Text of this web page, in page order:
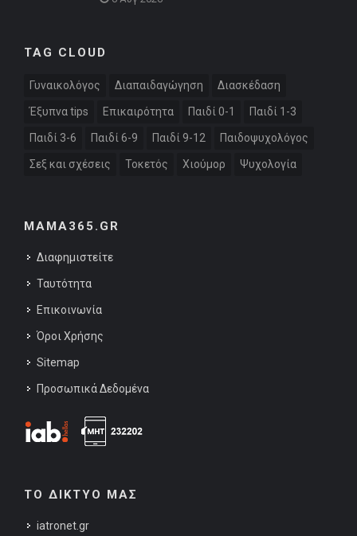
TAG CLOUD
Γυναικολόγος Διαπαιδαγώγηση Διασκέδαση
Έξυπνα tips Επικαιρότητα Παιδί 0-1 Παιδί 1-3
Παιδί 3-6 Παιδί 6-9 Παιδί 9-12 Παιδοψυχολόγος
Σεξ και σχέσεις Τοκετός Χιούμορ Ψυχολογία
MAMA365.GR
Διαφημιστείτε
Ταυτότητα
Επικοινωνία
Όροι Χρήσης
Sitemap
Προσωπικά Δεδομένα
ΤΟ ΔΙΚΤΥΟ ΜΑΣ
iatronet.gr